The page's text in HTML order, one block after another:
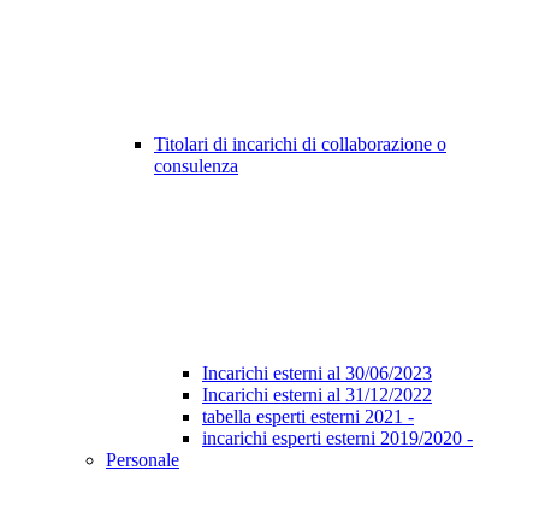
Titolari di incarichi di collaborazione o
consulenza
Incarichi esterni al 30/06/2023
Incarichi esterni al 31/12/2022
tabella esperti esterni 2021 -
incarichi esperti esterni 2019/2020 -
Personale